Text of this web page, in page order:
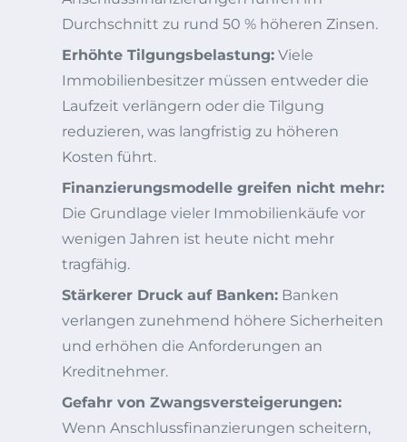
Durchschnitt zu rund 50 % höheren Zinsen.
Erhöhte Tilgungsbelastung: Viele
Immobilienbesitzer müssen entweder die
Laufzeit verlängern oder die Tilgung
reduzieren, was langfristig zu höheren
Kosten führt.
Finanzierungsmodelle greifen nicht mehr:
Die Grundlage vieler Immobilienkäufe vor
wenigen Jahren ist heute nicht mehr
tragfähig.
Stärkerer Druck auf Banken: Banken
verlangen zunehmend höhere Sicherheiten
und erhöhen die Anforderungen an
Kreditnehmer.
Gefahr von Zwangsversteigerungen:
Wenn Anschlussfinanzierungen scheitern,